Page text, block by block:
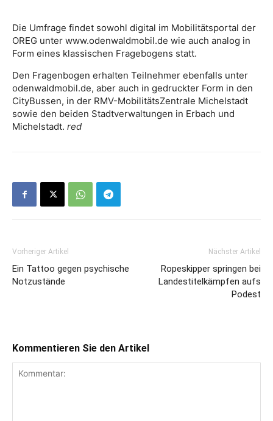
Die Umfrage findet sowohl digital im Mobilitätsportal der
OREG unter www.odenwaldmobil.de wie auch analog in
Form eines klassischen Fragebogens statt.
Den Fragenbogen erhalten Teilnehmer ebenfalls unter
odenwaldmobil.de, aber auch in gedruckter Form in den
CityBussen, in der RMV-MobilitätsZentrale Michelstadt
sowie den beiden Stadtverwaltungen in Erbach und
Michelstadt. red
Vorheriger Artikel
Ein Tattoo gegen psychische
Notzustände
Nächster Artikel
Ropeskipper springen bei
Landestitelkämpfen aufs
Podest
Kommentieren Sie den Artikel